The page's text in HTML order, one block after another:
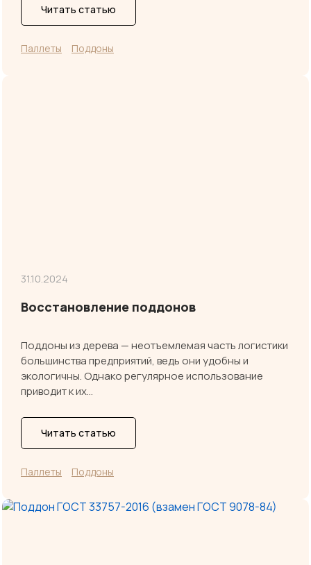
Читать статью
Паллеты Поддоны
31.10.2024
Восстановление поддонов
Поддоны из дерева — неотъемлемая часть логистики
большинства предприятий, ведь они удобны и
экологичны. Однако регулярное использование
приводит к их…
Читать статью
Паллеты Поддоны